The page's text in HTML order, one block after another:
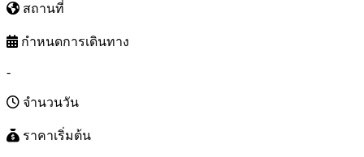
สถานที่
กำหนดการเดินทาง
-
จำนวนวัน
ราคาเริ่มต้น